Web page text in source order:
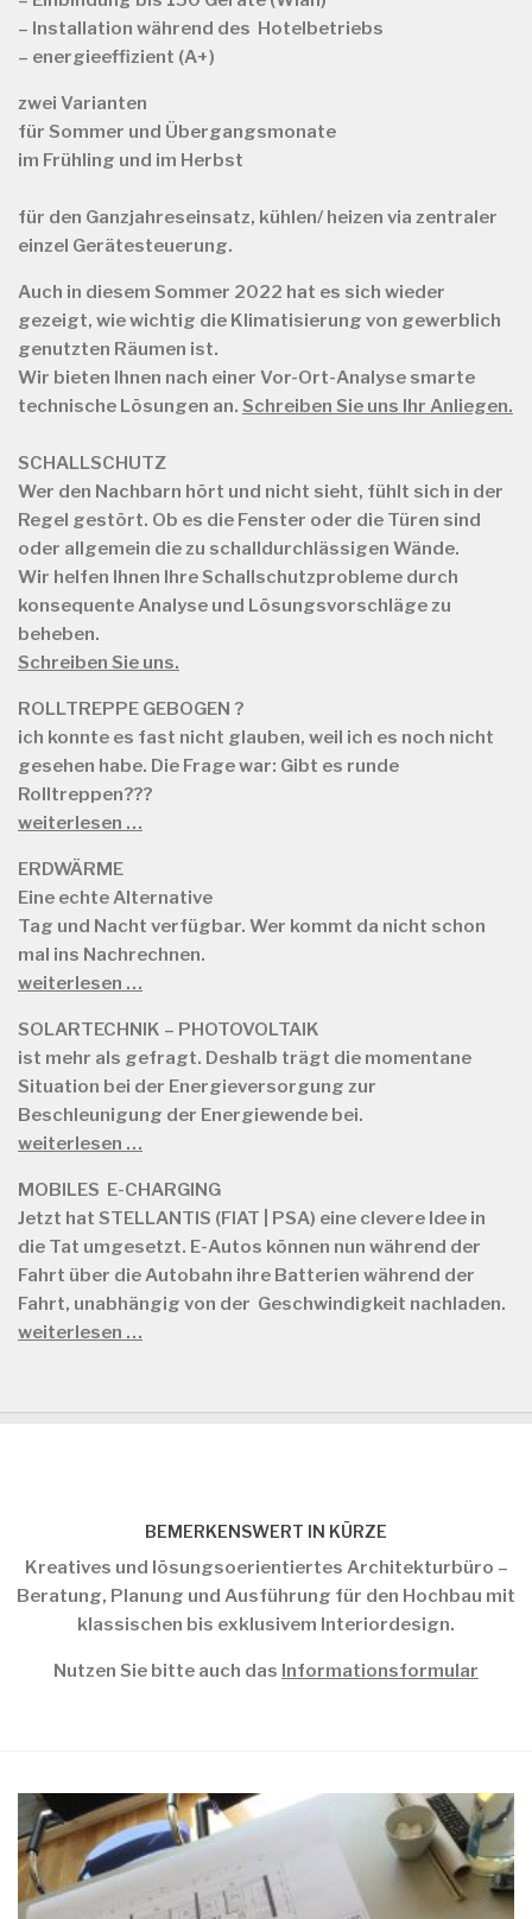
– Installation während des Hotelbetriebs
– energieeffizient (A+)
zwei Varianten
für Sommer und Übergangsmonate
im Frühling und im Herbst
für den Ganzjahreseinsatz, kühlen/ heizen via zentraler
einzel Gerätesteuerung.
Auch in diesem Sommer 2022 hat es sich wieder
gezeigt, wie wichtig die Klimatisierung von gewerblich
genutzten Räumen ist.
Wir bieten Ihnen nach einer Vor-Ort-Analyse smarte
technische Lösungen an. Schreiben Sie uns Ihr Anliegen.
SCHALLSCHUTZ
Wer den Nachbarn hört und nicht sieht, fühlt sich in der
Regel gestört. Ob es die Fenster oder die Türen sind
oder allgemein die zu schalldurchlässigen Wände.
Wir helfen Ihnen Ihre Schallschutzprobleme durch
konsequente Analyse und Lösungsvorschläge zu
beheben.
Schreiben Sie uns.
ROLLTREPPE GEBOGEN ?
ich konnte es fast nicht glauben, weil ich es noch nicht
gesehen habe. Die Frage war: Gibt es runde
Rolltreppen???
weiterlesen …
ERDWÄRME
Eine echte Alternative
Tag und Nacht verfügbar. Wer kommt da nicht schon
mal ins Nachrechnen.
weiterlesen …
SOLARTECHNIK – PHOTOVOLTAIK
ist mehr als gefragt. Deshalb trägt die momentane
Situation bei der Energieversorgung zur
Beschleunigung der Energiewende bei.
weiterlesen …
MOBILES E-CHARGING
Jetzt hat STELLANTIS (FIAT | PSA) eine clevere Idee in
die Tat umgesetzt. E-Autos können nun während der
Fahrt über die Autobahn ihre Batterien während der
Fahrt, unabhängig von der Geschwindigkeit nachladen.
weiterlesen …
BEMERKENSWERT IN KÜRZE
Kreatives und lösungsoerientiertes Architekturbüro –
Beratung, Planung und Ausführung für den Hochbau mit
klassischen bis exklusivem Interiordesign.
Nutzen Sie bitte auch das Informationsformular